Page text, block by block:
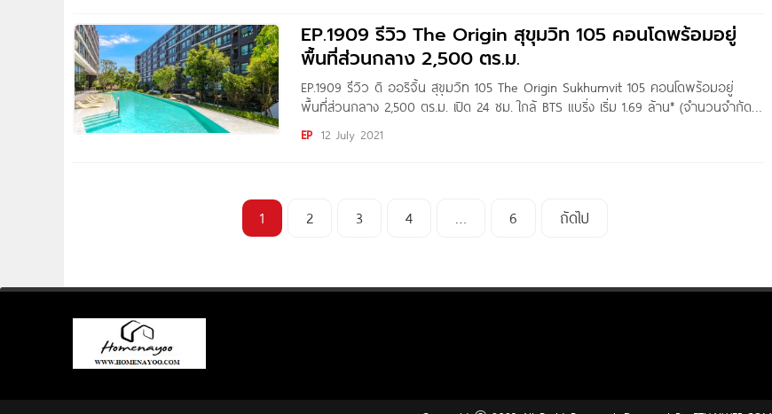
EP.1909 รีวิว The Origin สุขุมวิท 105 คอนโดพร้อมอยู่
พื้นที่ส่วนกลาง 2,500 ตร.ม.
EP.1909 รีวิว ดิ ออริจิ้น สุขุมวิท 105 The Origin Sukhumvit 105 คอนโดพร้อมอยู่
พื้นที่ส่วนกลาง 2,500 ตร.ม. เปิด 24 ชม. ใกล้ BTS แบริ่ง เริ่ม 1.69 ล้าน* (จำนวนจำกัด)
Written by : Pure Thitapa /
EP 12 July 2021
1 2 3 4 … 6 ถัดไป